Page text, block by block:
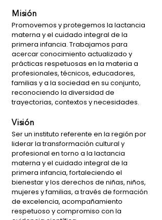
Misión
Promovemos y protegemos la lactancia
materna y el cuidado integral de la
primera infancia. Trabajamos para
acercar conocimiento actualizado y
prácticas respetuosas en la materia a
profesionales, técnicos, educadores,
familias y a la sociedad en su conjunto,
reconociendo la diversidad de
trayectorias, contextos y necesidades.
Visión
Ser un instituto referente en la región por
liderar la transformación cultural y
profesional en torno a la lactancia
materna y el cuidado integral de la
primera infancia, fortaleciendo el
bienestar y los derechos de niñas, niños,
mujeres y familias, a través de formación
de excelencia, acompañamiento
respetuoso y compromiso con la